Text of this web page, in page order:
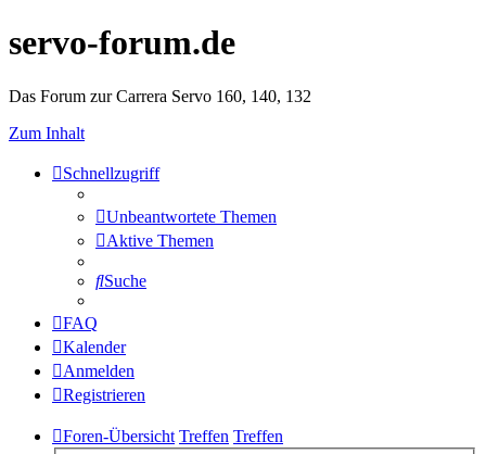
servo-forum.de
Das Forum zur Carrera Servo 160, 140, 132
Zum Inhalt
Schnellzugriff
Unbeantwortete Themen
Aktive Themen
Suche
FAQ
Kalender
Anmelden
Registrieren
Foren-Übersicht Treffen Treffen